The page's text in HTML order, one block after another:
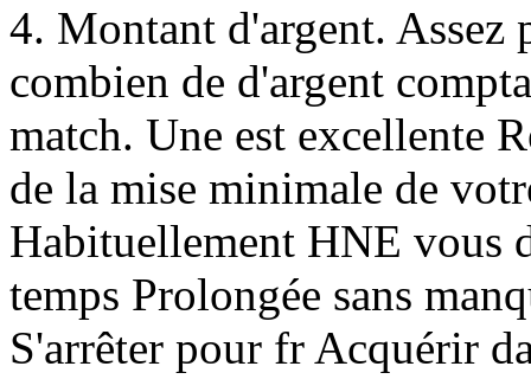
4. Montant d'argent. Assez
combien de d'argent
match. Une est excellente
de la mise minimale de
Habituellement HNE vous
temps Prolongée sans
S'arrêter pour fr Acquérir